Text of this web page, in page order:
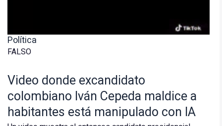
Política
FALSO
Video donde excandidato
colombiano Iván Cepeda maldice a
habitantes está manipulado con IA